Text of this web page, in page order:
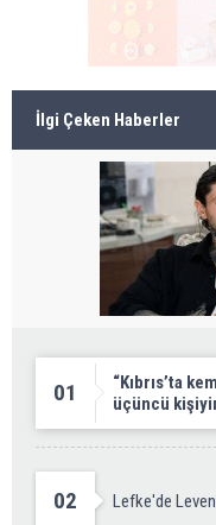
İlgi Çeken Haberler
01
“Kıbrıs’ta
üçüncü
02 Lefke'de